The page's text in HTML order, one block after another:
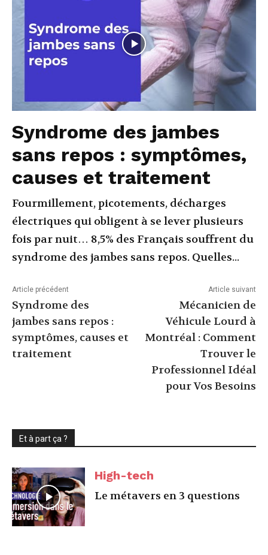
Syndrome des jambes
sans repos : symptômes,
causes et traitement
Fourmillement, picotements, décharges
électriques qui obligent à se lever plusieurs
fois par nuit… 8,5% des Français souffrent du
syndrome des jambes sans repos. Quelles...
Article précédent
Syndrome des
jambes sans repos :
symptômes, causes et
traitement
Article suivant
Mécanicien de
Véhicule Lourd à
Montréal : Comment
Trouver le
Professionnel Idéal
pour Vos Besoins
Et à part ça ?
High-tech
Le métavers en 3 questions